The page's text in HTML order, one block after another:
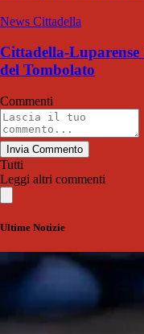
News Cittadella
Cittadella-Luparense
del Tombolato
Commenti
Invia Commento
Tutti
Leggi altri commenti
Ultime Notizie